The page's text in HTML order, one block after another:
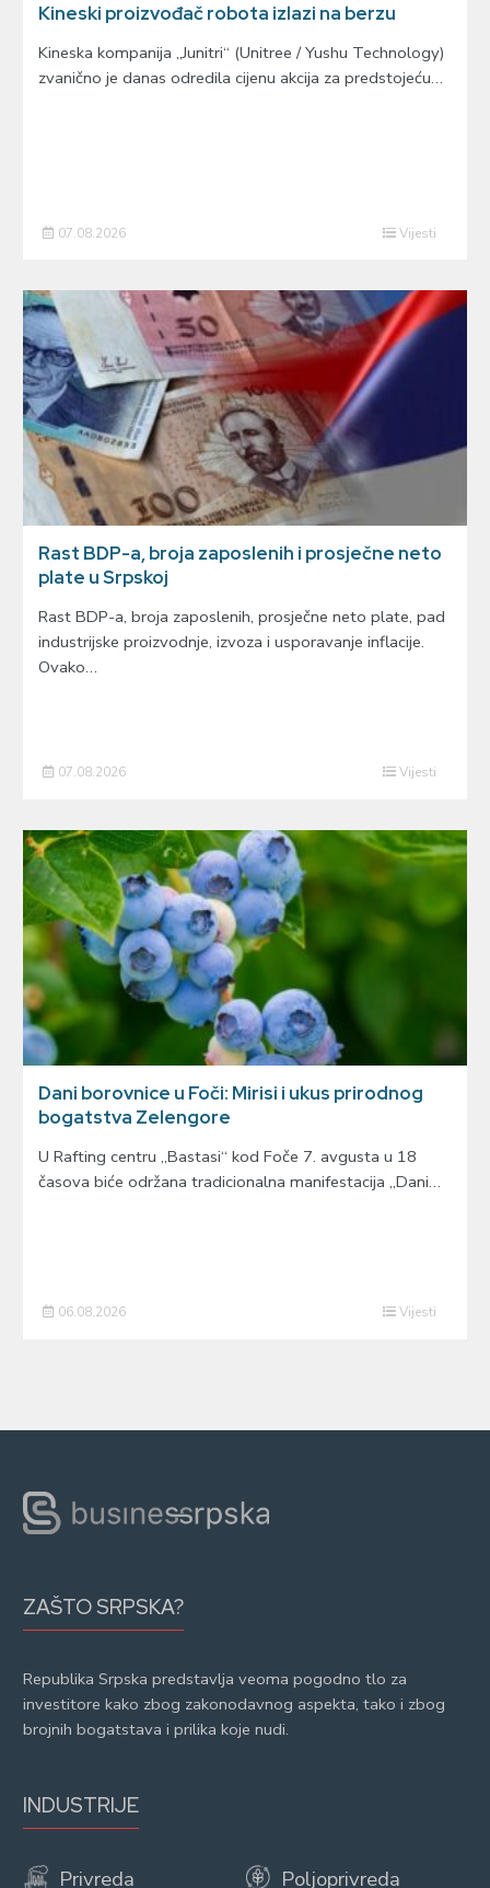
Kineski proizvođač robota izlazi na berzu
Kineska kompanija „Junitri“ (Unitree / Yushu Technology)
zvanično je danas odredila cijenu akcija za predstojeću…
07.08.2026 Vijesti
Rast BDP-a, broja zaposlenih i prosječne neto
plate u Srpskoj
Rast BDP-a, broja zaposlenih, prosječne neto plate, pad
industrijske proizvodnje, izvoza i usporavanje inflacije.
Ovako…
07.08.2026 Vijesti
Dani borovnice u Foči: Mirisi i ukus prirodnog
bogatstva Zelengore
U Rafting centru „Bastasi“ kod Foče 7. avgusta u 18
časova biće održana tradicionalna manifestacija „Dani…
06.08.2026 Vijesti
ZAŠTO SRPSKA?
Republika Srpska predstavlja veoma pogodno tlo za
investitore kako zbog zakonodavnog aspekta, tako i zbog
brojnih bogatstava i prilika koje nudi.
INDUSTRIJE
Privreda Poljoprivreda